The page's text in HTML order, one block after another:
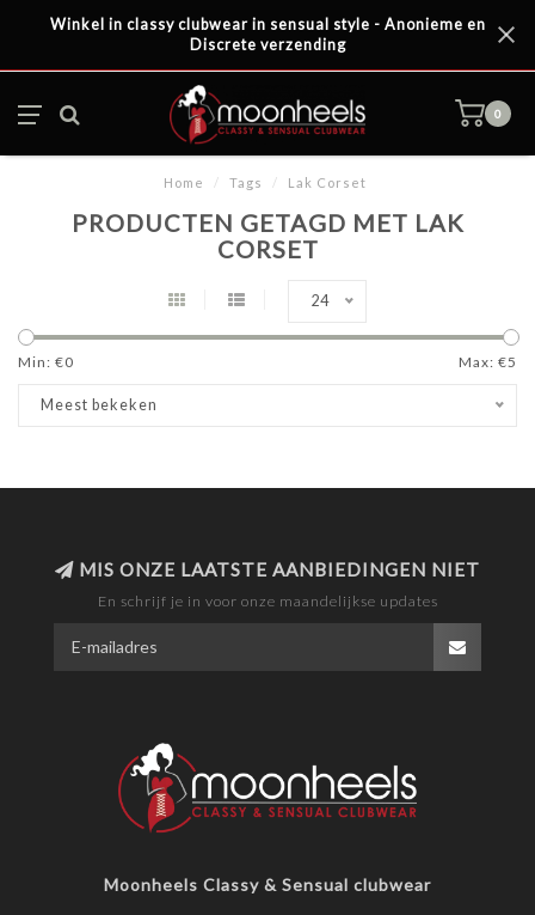
Winkel in classy clubwear in sensual style - Anonieme en
Discrete verzending
0
Home / Tags / Lak Corset
PRODUCTEN GETAGD MET LAK
CORSET
24
Min: €0 Max: €5
Meest bekeken
MIS ONZE LAATSTE AANBIEDINGEN NIET
En schrijf je in voor onze maandelijkse updates
Moonheels Classy & Sensual clubwear